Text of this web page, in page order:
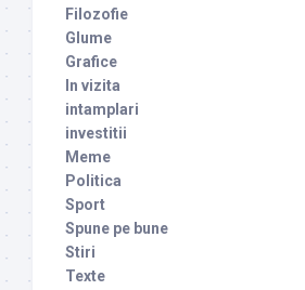
Filozofie
Glume
Grafice
In vizita
intamplari
investitii
Meme
Politica
Sport
Spune pe bune
Stiri
Texte